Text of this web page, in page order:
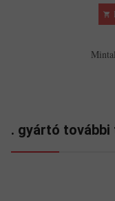
. gyártó további